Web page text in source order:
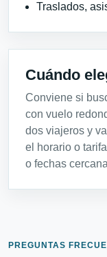
Traslados,
Cuándo
Conviene si
con vuelo
dos viajeros y
el horario o
o fechas
PREGUNTAS